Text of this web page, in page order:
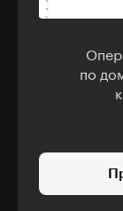
по